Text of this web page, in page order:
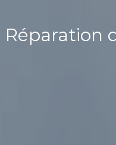
Réparation